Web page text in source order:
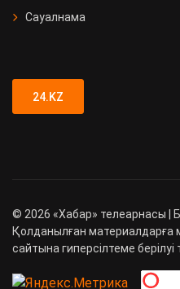
Сауалнама
24.KZ
© 2026 «Хабар» телеарнасы |
Қолданылған материалдарға
сайтына гиперсілтеме берілуі